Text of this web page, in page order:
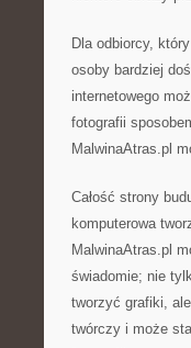
Dla odbiorcy,
osoby bardziej
internetowego
fotografii
MalwinaAtras.pl
Całość strony
komputerowa
MalwinaAtras.pl
świadomie; nie
tworzyć grafiki,
twórczy i może